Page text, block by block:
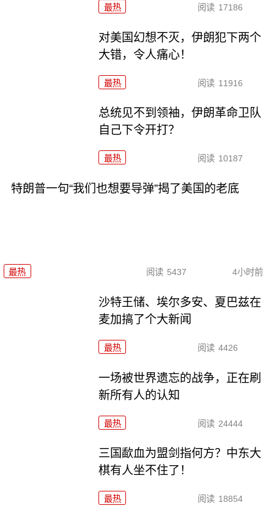
最热 阅读 17186
对美国幻想不灭，伊朗犯下两个
大错，令人痛心！
最热 阅读 11916
总统见不到领袖，伊朗革命卫队
自己下令开打？
最热 阅读 10187
特朗普一句“我们也想要导弹”揭了美国的老底
最热 阅读 5437 4小时前
沙特王储、埃尔多安、夏巴兹在
麦加搞了个大新闻
最热 阅读 4426
一场被世界遗忘的战争，正在刷
新所有人的认知
最热 阅读 24444
三国歃血为盟剑指何方？中东大
棋有人坐不住了！
最热 阅读 18854